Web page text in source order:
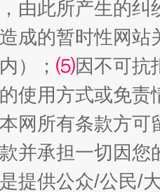
由此所产生的纠
成的暂时性网
）； ⑸因不可抗
使用方式或免责
网所有条款方
并承担一切因
提供公众/公民/